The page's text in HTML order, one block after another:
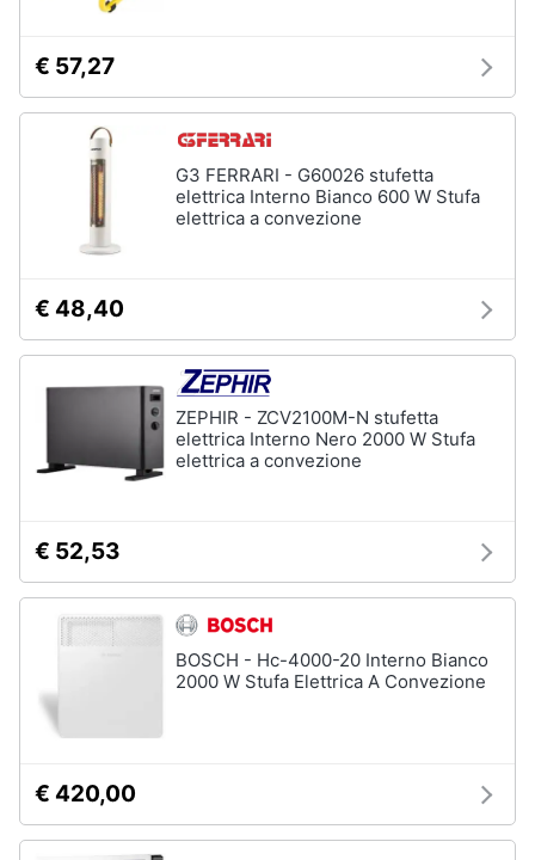
Festività
ricorrenze
Promozioni
Assistenza
clienti
€ 57,27
G3 FERRARI - G60026 stufetta
elettrica Interno Bianco 600 W Stufa
elettrica a convezione
€ 48,40
ZEPHIR - ZCV2100M-N stufetta
elettrica Interno Nero 2000 W Stufa
elettrica a convezione
€ 52,53
BOSCH - Hc-4000-20 Interno Bianco
2000 W Stufa Elettrica A Convezione
€ 420,00